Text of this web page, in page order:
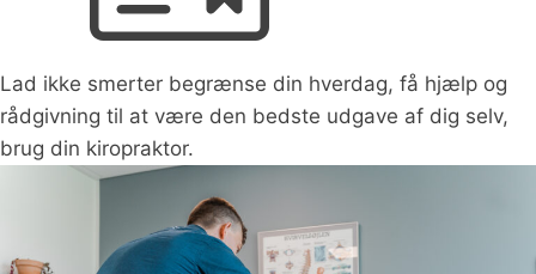
Lad ikke smerter begrænse din hverdag, få hjælp og
rådgivning til at være den bedste udgave af dig selv,
brug din kiropraktor.